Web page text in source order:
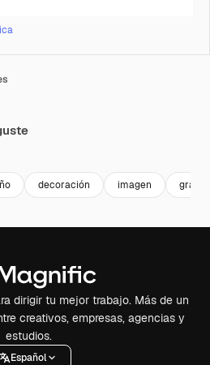
decoración imagen
dirigir tu mejor trabajo. Más de un
creativos, empresas, agencias y
estudios.
Español